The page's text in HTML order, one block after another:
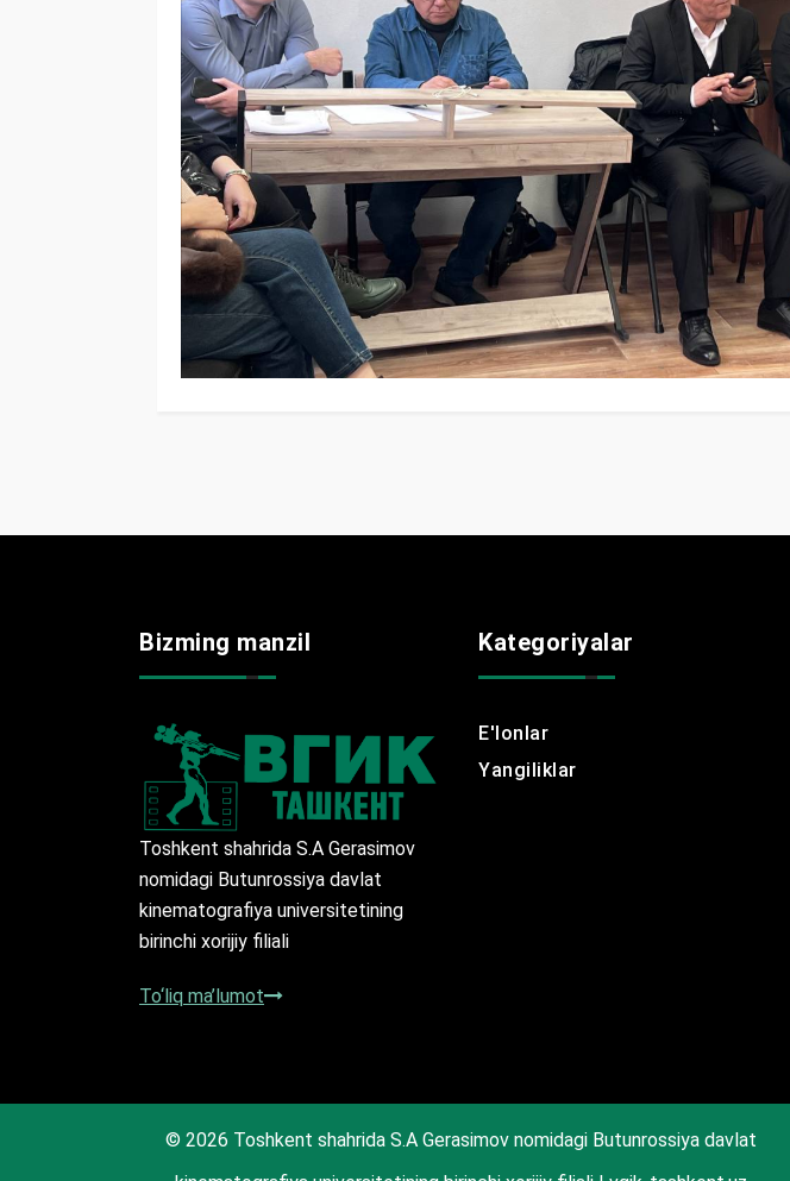
Bizming manzil
Toshkent shahrida S.A Gerasimov
nomidagi Butunrossiya davlat
kinematografiya universitetining
birinchi xorijiy filiali
To‘liq ma’lumot
Kategoriyalar
E'lonlar
Yangiliklar
© 2026 Toshkent shahrida S.A Gerasimov nomidagi Butunrossiya davlat